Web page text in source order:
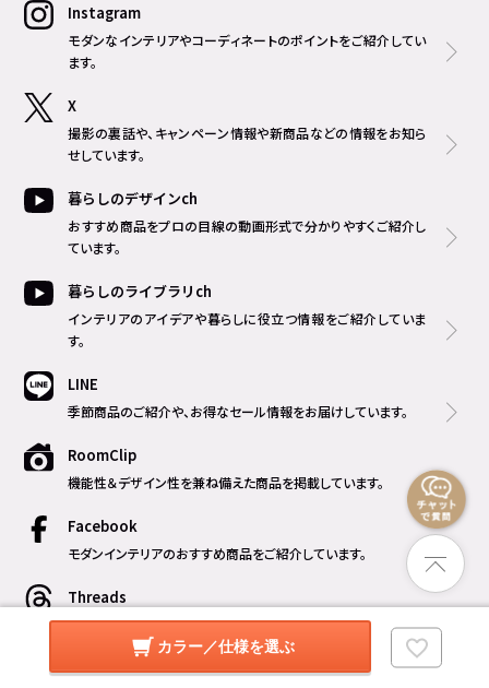
カラー／仕様を選ぶ
Instagram
モダンなインテリアやコーディネートのポイントをご紹介してい
ます。
X
撮影の裏話や、キャンペーン情報や新商品などの情報をお知ら
せしています。
暮らしのデザインch
おすすめ商品をプロの目線の動画形式で分かりやすくご紹介し
ています。
暮らしのライブラリch
インテリアのアイデアや暮らしに役立つ情報をご紹介していま
す。
LINE
季節商品のご紹介や、お得なセール情報をお届けしています。
RoomClip
機能性＆デザイン性を兼ね備えた商品を掲載しています。
Facebook
モダンインテリアのおすすめ商品をご紹介しています。
Threads
新商品やおすすめ商品、撮影の裏話などをご紹介しています。